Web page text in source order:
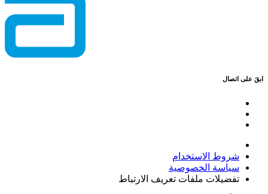
ابقَ على اتصال
شروط الاستخدام
سياسة الخصوصية
تفضيلات ملفات تعريف الارتباط